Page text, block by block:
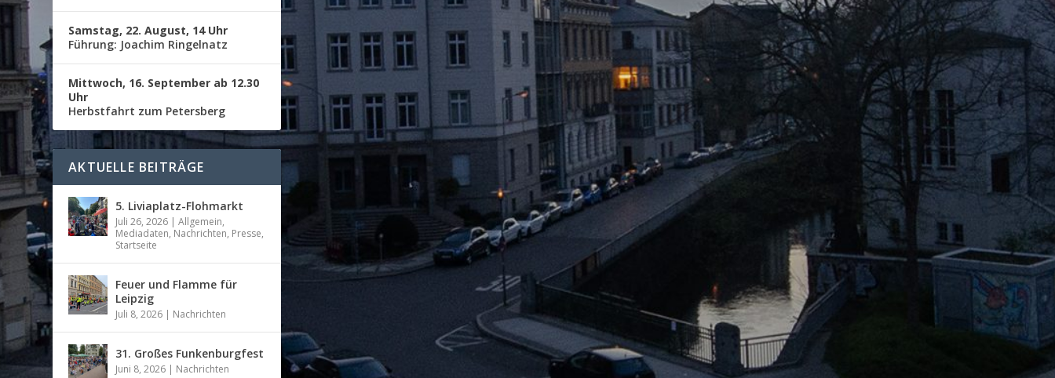
Samstag, 22. August, 14 Uhr
Führung: Joachim Ringelnatz
Mittwoch, 16. September ab 12.30
Uhr
Herbstfahrt zum Petersberg
AKTUELLE BEITRÄGE
5. Liviaplatz-Flohmarkt
Juli 26, 2026 |Allgemein,
Mediadaten, Nachrichten, Presse,
Startseite
Feuer und Flamme für
Leipzig
Juli 8, 2026 | Nachrichten
31. Großes Funkenburgfest
Juni 8, 2026 | Nachrichten